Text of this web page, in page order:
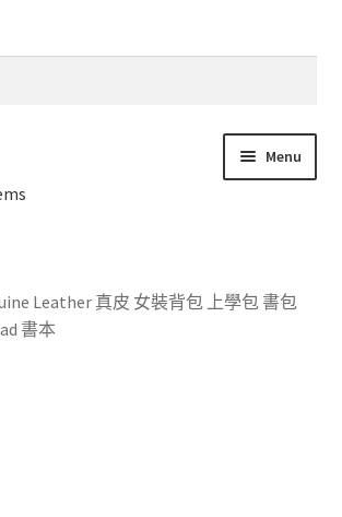
Menu
Leather 真皮 女裝背包 上學包 書包
書本